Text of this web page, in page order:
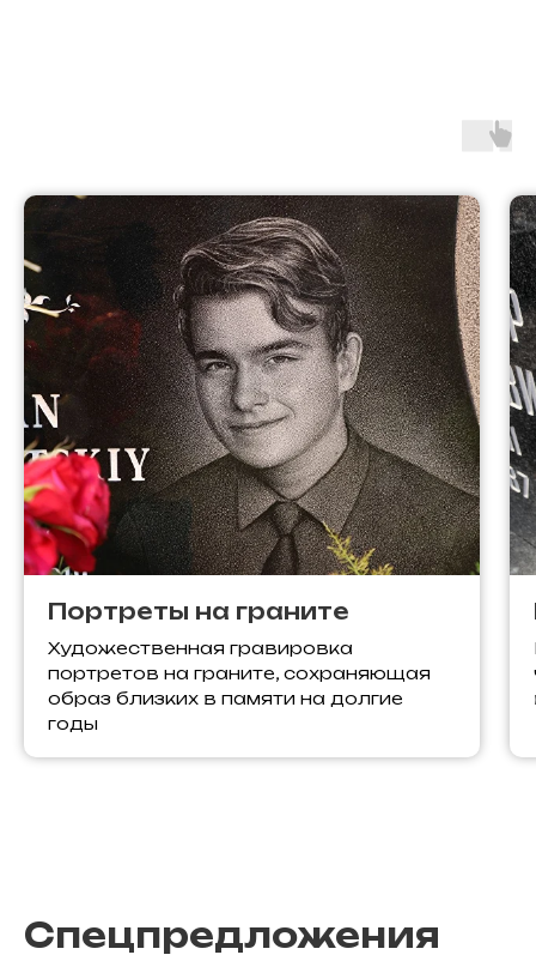
Портреты на граните
Художественная гравировка
портретов на граните, сохраняющая
образ близких в памяти на долгие
годы
Спецпредложения